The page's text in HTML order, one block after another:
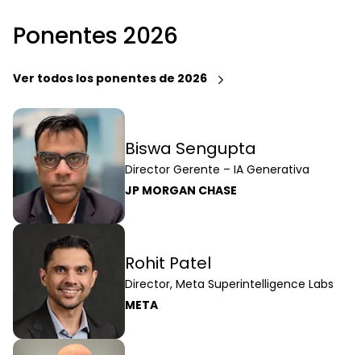
Ponentes 2026
Ver todos los ponentes de 2026
Biswa Sengupta
Director Gerente – IA Generativa
JP MORGAN CHASE
Rohit Patel
Director, Meta Superintelligence Labs
META